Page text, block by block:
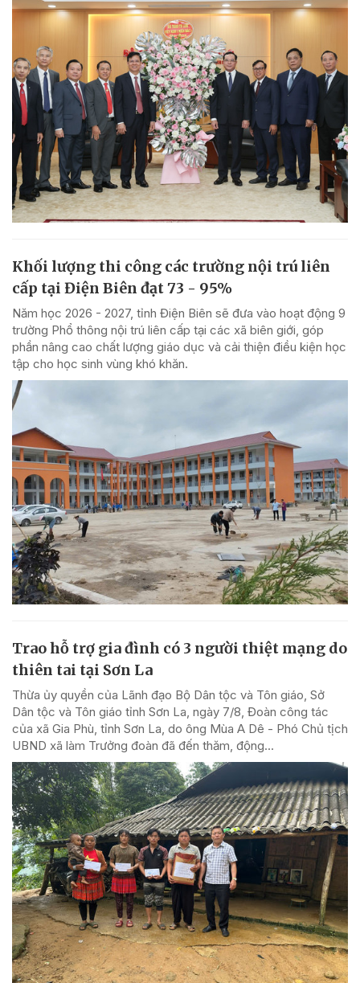
Khối lượng thi công các trường nội trú liên
cấp tại Điện Biên đạt 73 - 95%
Năm học 2026 - 2027, tỉnh Điện Biên sẽ đưa vào hoạt động 9
trường Phổ thông nội trú liên cấp tại các xã biên giới, góp
phần nâng cao chất lượng giáo dục và cải thiện điều kiện học
tập cho học sinh vùng khó khăn.
Trao hỗ trợ gia đình có 3 người thiệt mạng do
thiên tai tại Sơn La
Thừa ủy quyền của Lãnh đạo Bộ Dân tộc và Tôn giáo, Sở
Dân tộc và Tôn giáo tỉnh Sơn La, ngày 7/8, Đoàn công tác
của xã Gia Phù, tỉnh Sơn La, do ông Mùa A Dê - Phó Chủ tịch
UBND xã làm Trưởng đoàn đã đến thăm, động...